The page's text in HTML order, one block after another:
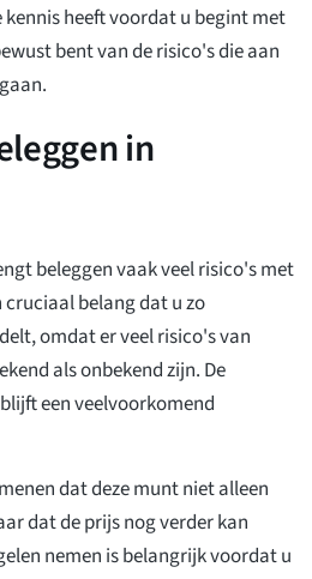
heeft voordat u begint met
bent van de risico's die aan
in
beleggen vaak veel risico's met
belang dat u zo
omdat er veel risico's van
als onbekend zijn. De
een veelvoorkomend
dat deze munt niet alleen
dat de prijs nog verder kan
nemen is belangrijk voordat u